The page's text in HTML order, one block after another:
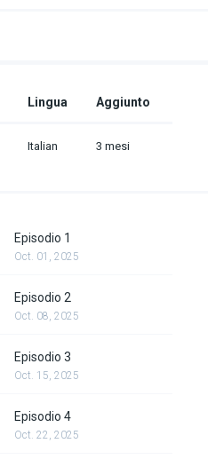
Lingua Aggiunto
Italian 3 mesi
Episodio 1
Oct. 01, 2025
Episodio 2
Oct. 08, 2025
Episodio 3
Oct. 15, 2025
Episodio 4
Oct. 22, 2025